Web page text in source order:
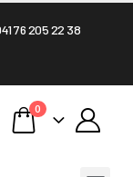
76 205 22 38
0